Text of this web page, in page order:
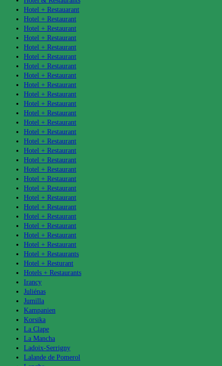
Hotel + Restauarant
Hotel + Restaurant
Hotel + Restaurant
Hotel + Restaurant
Hotel + Restaurant
Hotel + Restaurant
Hotel + Restaurant
Hotel + Restaurant
Hotel + Restaurant
Hotel + Restaurant
Hotel + Restaurant
Hotel + Restaurant
Hotel + Restaurant
Hotel + Restaurant
Hotel + Restaurant
Hotel + Restaurant
Hotel + Restaurant
Hotel + Restaurant
Hotel + Restaurant
Hotel + Restaurant
Hotel + Restaurant
Hotel + Restaurant
Hotel + Restaurant
Hotel + Restaurant
Hotel + Restaurant
Hotel + Restaurant
Hotel + Restaurants
Hotel + Resturant
Hotels + Restaurants
Irancy
Juliénas
Jumilla
Kampanien
Korsika
La Clape
La Mancha
Ladoix-Serrigny
Lalande de Pomerol